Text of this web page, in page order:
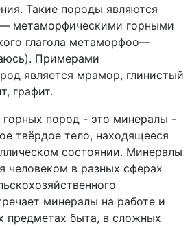
Такие породы являются
метаморфическими горными
глагола метаморфоо—
Примерами
является мрамор, глинистый
графит.
пород - это минералы -
твёрдое тело, находящееся
состоянии. Минералы
человеком в разных сферах
минералы на работе и
предметах быта, в сложных